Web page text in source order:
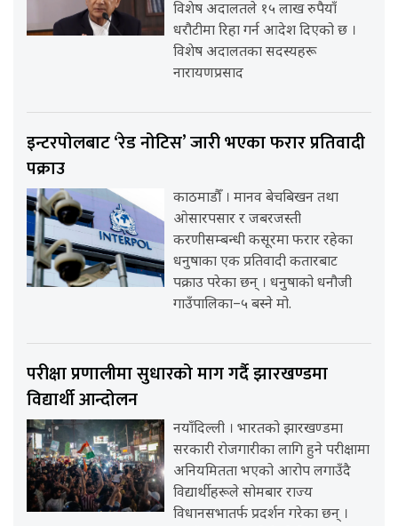
विशेष अदालतले १५ लाख रुपैयाँ
धरौटीमा रिहा गर्न आदेश दिएको छ ।
विशेष अदालतका सदस्यहरू
नारायणप्रसाद
इन्टरपोलबाट ‘रेड नोटिस’ जारी भएका फरार प्रतिवादी
पक्राउ
काठमाडौँ । मानव बेचबिखन तथा
ओसारपसार र जबरजस्ती
करणीसम्बन्धी कसूरमा फरार रहेका
धनुषाका एक प्रतिवादी कतारबाट
पक्राउ परेका छन् । धनुषाको धनौजी
गाउँपालिका–५ बस्ने मो.
परीक्षा प्रणालीमा सुधारको माग गर्दै झारखण्डमा
विद्यार्थी आन्दोलन
नयाँदिल्ली । भारतको झारखण्डमा
सरकारी रोजगारीका लागि हुने परीक्षामा
अनियमितता भएको आरोप लगाउँदै
विद्यार्थीहरूले सोमबार राज्य
विधानसभातर्फ प्रदर्शन गरेका छन् ।